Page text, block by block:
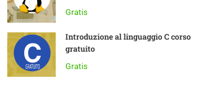
Gratis
Introduzione al linguaggio C corso
gratuito
Gratis